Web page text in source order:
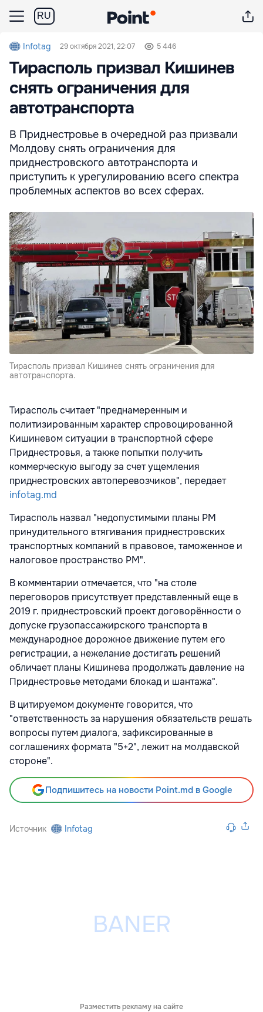
RU
Infotag 29 октября 2021, 22:07 5 446
Тирасполь призвал Кишинев
снять ограничения для
автотранспорта
В Приднестровье в очередной раз призвали
Молдову снять ограничения для
приднестровского автотранспорта и
приступить к урегулированию всего спектра
проблемных аспектов во всех сферах.
Тирасполь призвал Кишинев снять ограничения для
автотранспорта.
Тирасполь считает "преднамеренным и
политизированным характер спровоцированной
Кишиневом ситуации в транспортной сфере
Приднестровья, а также попытки получить
коммерческую выгоду за счет ущемления
приднестровских автоперевозчиков", передает
infotag.md
Тирасполь назвал "недопустимыми планы РМ
принудительного втягивания приднестровских
транспортных компаний в правовое, таможенное и
налоговое пространство РМ".
В комментарии отмечается, что "на столе
переговоров присутствует представленный еще в
2019 г. приднестровский проект договорённости о
допуске грузопассажирского транспорта в
международное дорожное движение путем его
регистрации, а нежелание достигать решений
обличает планы Кишинева продолжать давление на
Приднестровье методами блокад и шантажа".
В цитируемом документе говорится, что
"ответственность за нарушения обязательств решать
вопросы путем диалога, зафиксированные в
соглашениях формата "5+2", лежит на молдавской
стороне".
Подпишитесь на новости Point.md в Google
Источник Infotag
Разместить рекламу на сайте